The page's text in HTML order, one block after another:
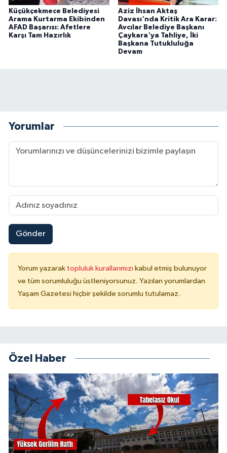
Küçükçekmece Belediyesi
Arama Kurtarma Ekibinden
AFAD Başarısı: Afetlere
Karşı Tam Hazırlık
Aziz İhsan Aktaş
Davası'nda Kritik Ara Karar:
Avcılar Belediye Başkanı
Çaykara'ya Tahliye, İki
Başkana Tutukluluğa
Devam
Yorumlar
Gönder
Yorum yazarak topluluk kurallarımızı kabul etmiş bulunuyor
ve tüm sorumluluğu üstleniyorsunuz. Yazılan yorumlardan
Yaşam Gazetesi hiçbir şekilde sorumlu tutulamaz.
Özel Haber